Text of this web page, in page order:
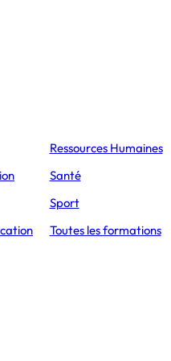
L’Express Éducation
Masters
Ressources Humaines
Santé
Sport
Toutes les formations